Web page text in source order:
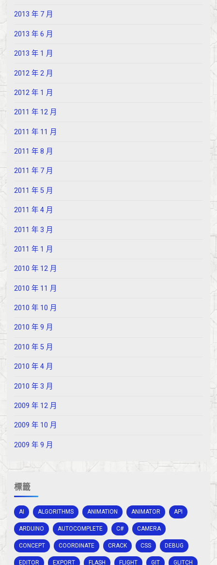
2013 年 7 月
2013 年 6 月
2013 年 1 月
2012 年 2 月
2012 年 1 月
2011 年 12 月
2011 年 11 月
2011 年 8 月
2011 年 7 月
2011 年 5 月
2011 年 4 月
2011 年 3 月
2011 年 1 月
2010 年 12 月
2010 年 11 月
2010 年 10 月
2010 年 9 月
2010 年 5 月
2010 年 4 月
2010 年 3 月
2009 年 12 月
2009 年 10 月
2009 年 9 月
標籤
AI ALGORITHMS ANIMATION ANIMATOR API
ARDUINO AUTOCOMPLETE C# CAMERA
CONCEPT COORDINATE CRACK CSS DEBUG
EDITOR EXPORT FLASH FLIGHT GIT GLITCH